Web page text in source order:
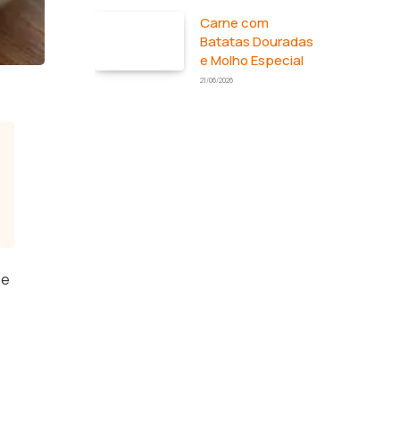
Carne com
Batatas Douradas
e Molho Especial
21/06/2026